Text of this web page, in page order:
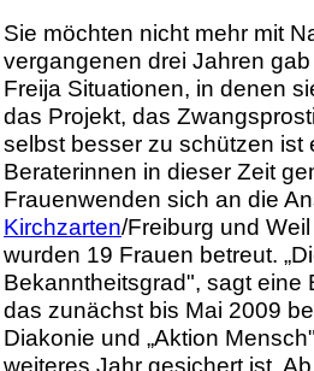
Sie möchten nicht mehr mit
vergangenen drei Jahren
Freija Situationen, in denen
das Projekt, das
selbst besser zu schützen ist
Beraterinnen in dieser Zeit
Frauenwenden sich an die
Kirchzarten/Freiburg und
wurden 19 Frauen betreut.
Bekanntheitsgrad", sagt eine
das zunächst bis Mai 2009
Diakonie und „Aktion
weiteres Jahr gesichert ist.